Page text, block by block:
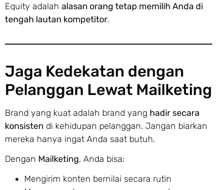
Equity adalah alasan orang tetap memilih Anda di
tengah lautan kompetitor.
Jaga Kedekatan dengan
Pelanggan Lewat Mailketing
Brand yang kuat adalah brand yang hadir secara
konsisten di kehidupan pelanggan. Jangan biarkan
mereka hanya ingat Anda saat butuh.
Dengan Mailketing, Anda bisa:
Mengirim konten bernilai secara rutin